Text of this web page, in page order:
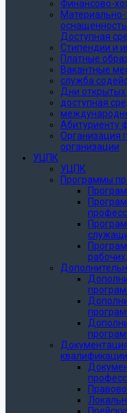
Финансово-
Материально-
оснащенность
Доступная
Стипендии и
Платные
Вакантные
служба
Дни
доступная
Абитуриенту
Организация
организации
УЦПК
УЦПК
Программы
квалификации